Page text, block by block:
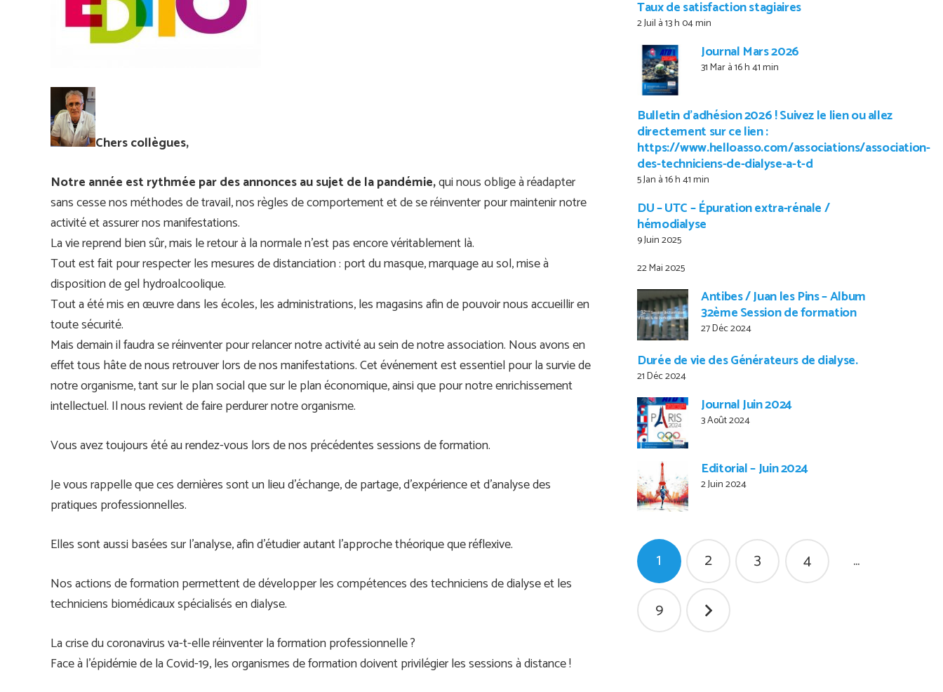
Chers collègues,
Notre année est rythmée par des annonces au sujet de la pandémie,qui nous oblige à réadapter
sans cesse nos méthodes de travail, nos règles de comportement et de se réinventer pour maintenir notre
activité et assurer nos manifestations.
La vie reprend bien sûr, mais le retour à la normale n’est pas encore véritablement là.
Tout est fait pour respecter les mesures de distanciation : port du masque, marquage au sol, mise à
disposition de gel hydroalcoolique.
Tout a été mis en œuvre dans les écoles, les administrations, les magasins afin de pouvoir nous accueillir en
toute sécurité.
Mais demain il faudra se réinventer pour relancer notre activité au sein de notre association. Nous avons en
effet tous hâte de nous retrouver lors de nos manifestations. Cet événement est essentiel pour la survie de
notre organisme, tant sur le plan social que sur le plan économique, ainsi que pour notre enrichissement
intellectuel. Il nous revient de faire perdurer notre organisme.
Vous avez toujours été au rendez-vous lors de nos précédentes sessions de formation.
Je vous rappelle que ces dernières sont un lieu d’échange, de partage, d’expérience et d’analyse des
pratiques professionnelles.
Elles sont aussi basées sur l’analyse, afin d’étudier autant l’approche théorique que réflexive.
Nos actions de formation permettent de développer les compétences des techniciens de dialyse et les
techniciens biomédicaux spécialisés en dialyse.
La crise du coronavirus va-t-elle réinventer la formation professionnelle ?
Face à l’épidémie de la Covid-19, les organismes de formation doivent privilégier les sessions à distance !
Taux de satisfaction stagiaires
2 Juil à 13 h 04 min
Journal Mars 2026
31 Mar à 16 h 41 min
Bulletin d’adhésion 2026 ! Suivez le lien ou allez
directement sur ce lien :
https://www.helloasso.com/associations/association-
des-techniciens-de-dialyse-a-t-d
5 Jan à 16 h 41 min
DU – UTC – Épuration extra-rénale /
hémodialyse
9 Juin 2025
22 Mai 2025
Antibes / Juan les Pins – Album
32ème Session de formation
27 Déc 2024
Durée de vie des Générateurs de dialyse.
21 Déc 2024
Journal Juin 2024
3 Août 2024
Editorial – Juin 2024
2 Juin 2024
Pagination
des
publications
1 2 3 4
…
9